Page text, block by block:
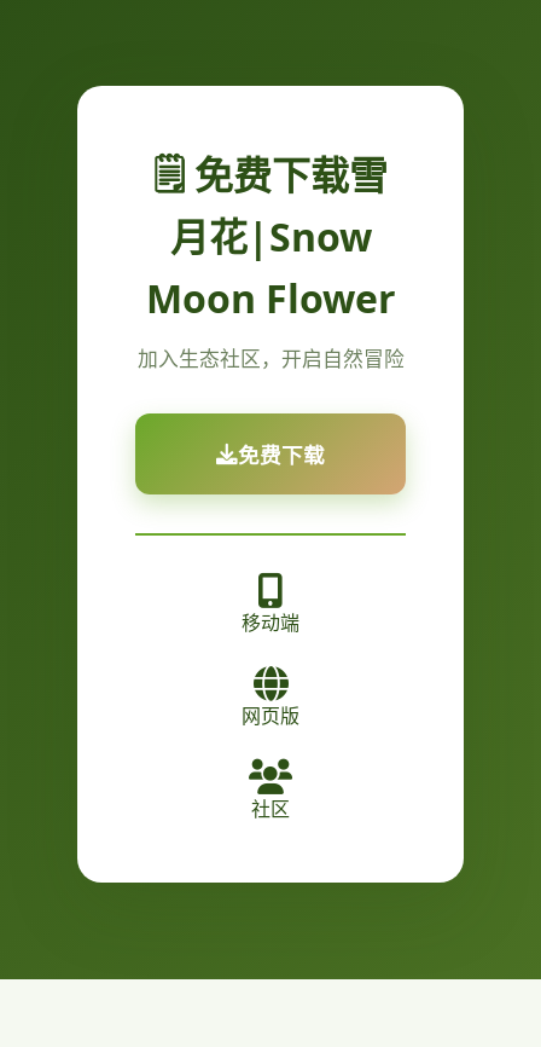
🗒️ 免费下载雪
月花|Snow
Moon Flower
加入生态社区，开启自然冒险
免费下载
移动端
网页版
社区